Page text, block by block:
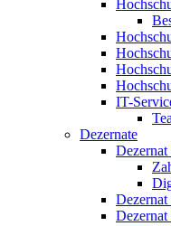
IT-
Dezernate
Dezernat
Dezernat
Dezernat